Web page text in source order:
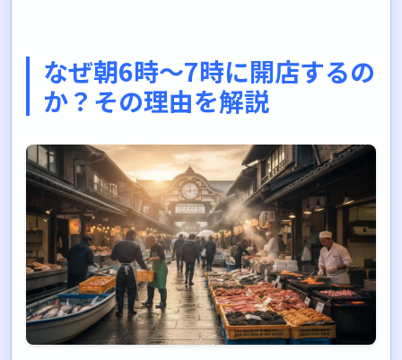
なぜ朝6時〜7時に開店するの
か？その理由を解説